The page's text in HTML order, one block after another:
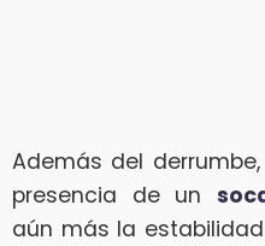
Además del
presencia de un
aún más la